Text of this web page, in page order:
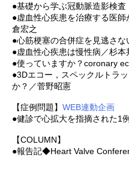
●基礎から学ぶ冠動脈造影検
●虚血性心疾患を治療する医
倉宏之
●心筋梗塞の合併症を見逃さな
●虚血性心疾患は慢性病／杉本
●使っていますか？coronary
●3Dエコー，スペックルトラ
か？／菅野昭憲
【症例問題】 WEB連動企画
●健診で心拡大を指摘された1
【COLUMN】
●報告記◆Heart Valve